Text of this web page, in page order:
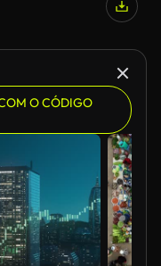
O CÓDIGO